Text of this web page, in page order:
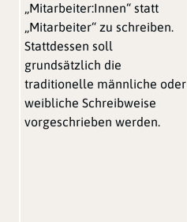
„Mitarbeiter:Innen“ statt
„Mitarbeiter“ zu schreiben.
Stattdessen soll
grundsätzlich die
traditionelle männliche oder
weibliche Schreibweise
vorgeschrieben werden.